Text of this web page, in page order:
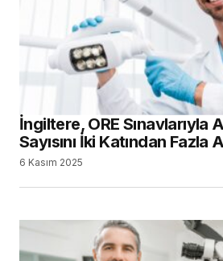
İngiltere, ORE Sınavlarıyla
Sayısını İki Katından Fazla
6 Kasım 2025